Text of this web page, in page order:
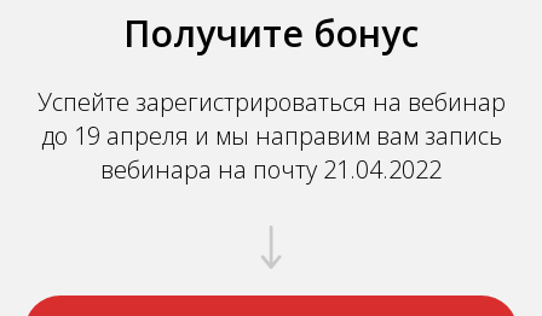
Получите бонус
Успейте зарегистрироваться на вебинар
до 19 апреля и мы направим вам запись
вебинара на почту 21.04.2022